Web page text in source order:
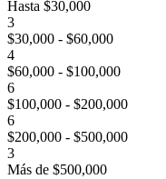
Hasta $30,000
3
$30,000 - $60,000
4
$60,000 - $100,000
6
$100,000 - $200,000
6
$200,000 - $500,000
3
Más de $500,000